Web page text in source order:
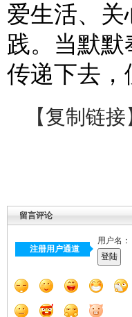
爱生活、关
践。当默
传递下去，
【复制链接
留言评论
注册用户通道
用户名：